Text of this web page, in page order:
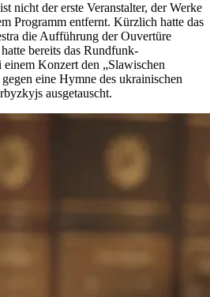
nicht der erste Veranstalter, der Werke
Programm entfernt. Kürzlich hatte das
die Aufführung der Ouvertüre
bereits das Rundfunk-
Konzert den „Slawischen
eine Hymne des ukrainischen
ausgetauscht.